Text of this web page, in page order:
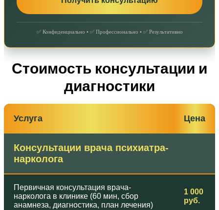
✅ Конфиденциально • ✅ Профессионально • ✅ Результативно
Стоимость консультации и
диагностики
Услуга Цена
Консультации врача психиатра-
нарколога
Первичная консультация врача-
нарколога в клинике (60 мин, сбор
анамнеза, диагностика, план лечения)
1 000
руб.